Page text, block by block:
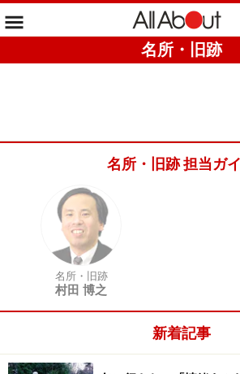
名所・旧跡
名所・旧跡 担当ガ
名所・旧跡
村田 博之
新着記事